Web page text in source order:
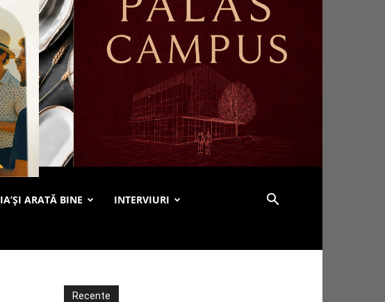
IA’ȘI ARATĂ BINE INTERVIURI
Recente